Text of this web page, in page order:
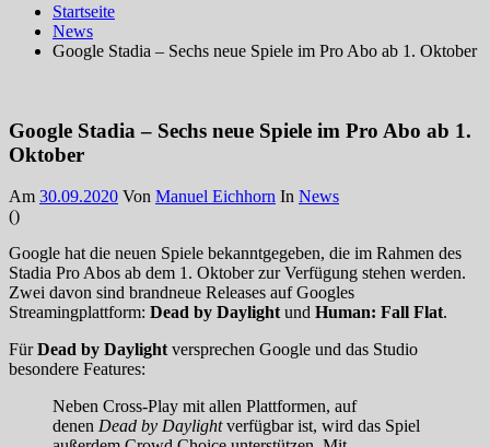
Startseite
News
Google Stadia – Sechs neue Spiele im Pro Abo ab 1. Oktober
Google Stadia – Sechs neue Spiele im Pro Abo ab 1.
Oktober
Am 30.09.2020 Von Manuel Eichhorn In News
()
Google hat die neuen Spiele bekanntgegeben, die im Rahmen des
Stadia Pro Abos ab dem 1. Oktober zur Verfügung stehen werden.
Zwei davon sind brandneue Releases auf Googles
Streamingplattform: Dead by Daylight und Human: Fall Flat.
FürDead by Daylight versprechen Google und das Studio
besondere Features:
Neben Cross-Play mit allen Plattformen, auf
denen Dead by Daylightverfügbar ist, wird das Spiel